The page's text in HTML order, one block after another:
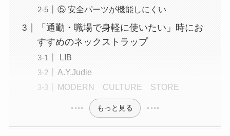
⑤ 安全パーツが機能しにくい
「通勤・職場で身軽に使いたい」時にお
すすめのネックストラップ
LIB
A.Y.Judie
MODERN CULTURE STORE
もっと見る